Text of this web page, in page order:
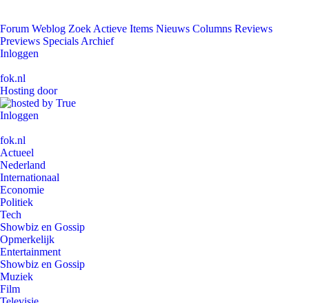
Forum Weblog Zoek Actieve Items Nieuws Columns Reviews
Previews Specials Archief
Inloggen
fok.nl
Hosting door
Inloggen
fok.nl
Actueel
Nederland
Internationaal
Economie
Politiek
Tech
Showbiz en Gossip
Opmerkelijk
Entertainment
Showbiz en Gossip
Muziek
Film